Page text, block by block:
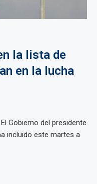
la lista de
en la lucha
El Gobierno del presidente
incluido este martes a